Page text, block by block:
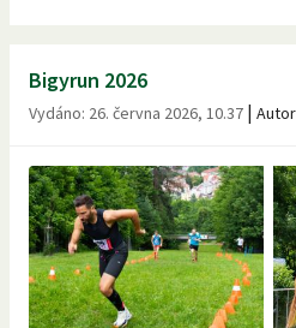
Bigyrun 2026
Vydáno: 26. června 2026, 10.37 |